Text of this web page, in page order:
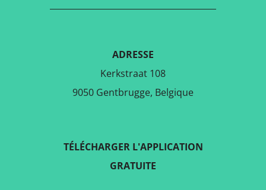
ADRESSE
Kerkstraat 108
9050 Gentbrugge, Belgique
TÉLÉCHARGER L'APPLICATION
GRATUITE